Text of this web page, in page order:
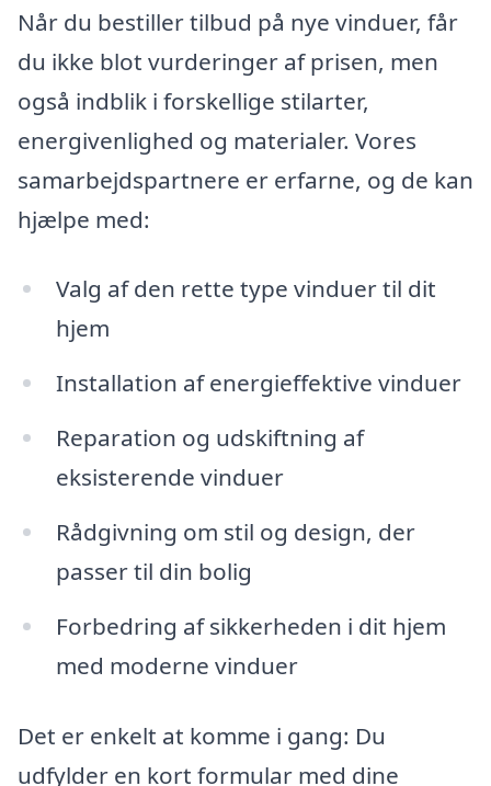
Når du bestiller tilbud på nye vinduer, får
du ikke blot vurderinger af prisen, men
også indblik i forskellige stilarter,
energivenlighed og materialer. Vores
samarbejdspartnere er erfarne, og de kan
hjælpe med:
Valg af den rette type vinduer til dit
hjem
Installation af energieffektive vinduer
Reparation og udskiftning af
eksisterende vinduer
Rådgivning om stil og design, der
passer til din bolig
Forbedring af sikkerheden i dit hjem
med moderne vinduer
Det er enkelt at komme i gang: Du
udfylder en kort formular med dine